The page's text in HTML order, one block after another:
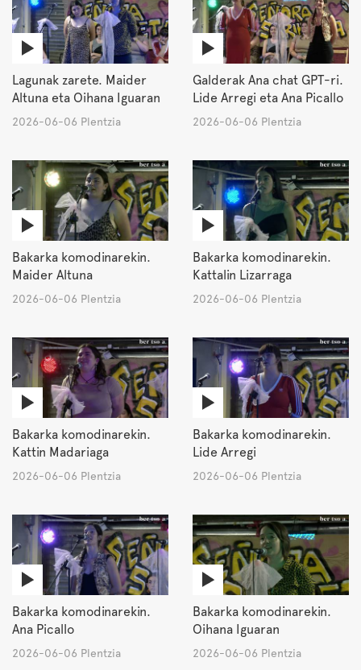
Lagunak zarete. Maider
Altuna eta Oihana Iguaran
2026-06-06 Plentzia
Galderak Ana chat GPT-ri.
Lide Arregi eta Ana Picallo
2026-06-06 Plentzia
Bakarka komodinarekin.
Maider Altuna
2026-06-06 Plentzia
Bakarka komodinarekin.
Kattalin Lizarraga
2026-06-06 Plentzia
Bakarka komodinarekin.
Kattin Madariaga
2026-06-06 Plentzia
Bakarka komodinarekin.
Lide Arregi
2026-06-06 Plentzia
Bakarka komodinarekin.
Ana Picallo
2026-06-06 Plentzia
Bakarka komodinarekin.
Oihana Iguaran
2026-06-06 Plentzia